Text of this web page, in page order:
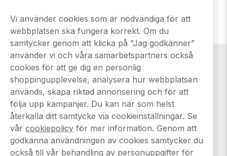
Vi har strikt 18 årsgräns på alla våra köp. Denna produkt
innehåller nikotin som är ett mycket beroendeframkallande
ämne
Vi använder cookies som är nödvändiga för att
webbplatsen ska fungera korrekt. Om du
samtycker genom att klicka på ”Jag godkänner”
använder vi och våra samarbetspartners också
cookies för att ge dig en personlig
shoppingupplevelse, analysera hur webbplatsen
används, skapa riktad annonsering och för att
följa upp kampanjer. Du kan när som helst
återkalla ditt samtycke via cookieinställningar. Se
vår cookiepolicy för mer information. Genom att
godkänna användningen av cookies samtycker du
också till vår behandling av personuppgifter för